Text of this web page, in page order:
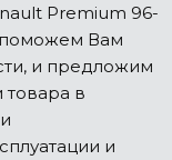
Premium 96-
поможем Вам
и предложим
товара в
и